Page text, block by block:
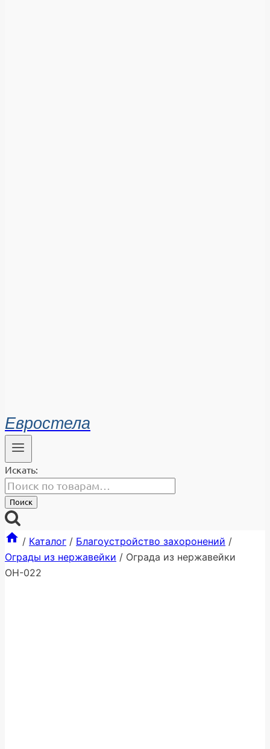
Евростела
Искать:
Поиск
/ Каталог / Благоустройство захоронений /
Ограды из нержавейки / Ограда из нержавейки
ОН-022